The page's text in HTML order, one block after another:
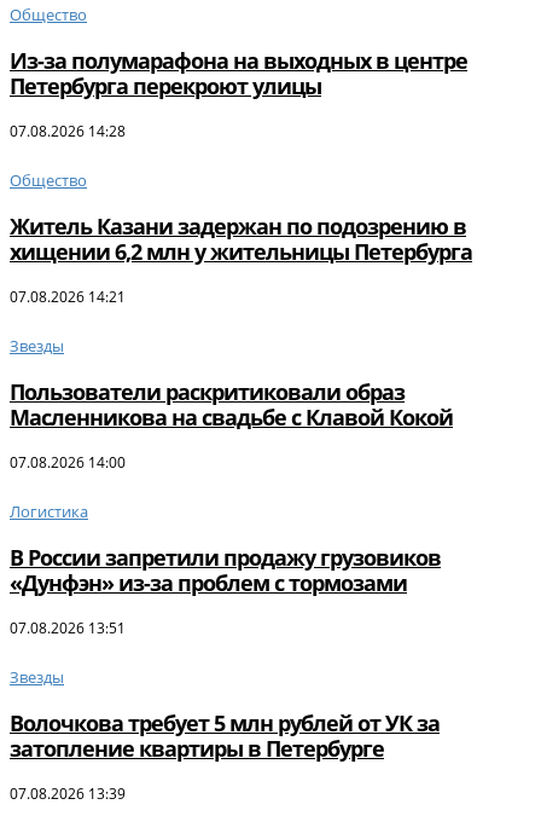
Общество
Из-за полумарафона на выходных в центре
Петербурга перекроют улицы
07.08.2026 14:28
Общество
Житель Казани задержан по подозрению в
хищении 6,2 млн у жительницы Петербурга
07.08.2026 14:21
Звезды
Пользователи раскритиковали образ
Масленникова на свадьбе с Клавой Кокой
07.08.2026 14:00
Логистика
В России запретили продажу грузовиков
«Дунфэн» из-за проблем с тормозами
07.08.2026 13:51
Звезды
Волочкова требует 5 млн рублей от УК за
затопление квартиры в Петербурге
07.08.2026 13:39